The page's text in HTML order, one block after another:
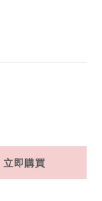
立即購買